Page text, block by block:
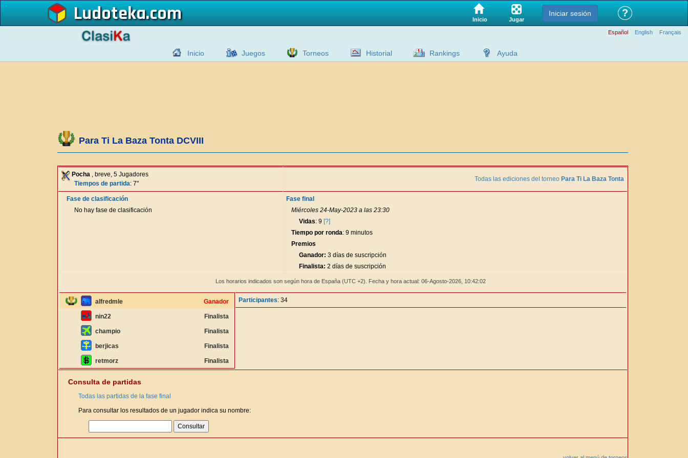
Ludoteka Inicio Jugar
Iniciar sesión ?
Español English Français
Inicio Juegos Torneos Historial Rankings Ayuda
Para Ti La Baza Tonta DCVIII
Pocha , breve, 5 Jugadores
Tiempos de partida: 7"
Todas las ediciones del torneo Para Ti La Baza Tonta
Fase de clasificación
No hay fase de clasificación
Fase final
Miércoles 24-May-2023 a las 23:30
Vidas: 9 [?]
Tiempo por ronda: 9 minutos
Premios
Ganador: 3 días de suscripción
Finalista: 2 días de suscripción
Los horarios indicados son según hora de España (UTC +2). Fecha y hora actual: 06-Agosto-2026, 10:42:02
alfredmle Ganador
nin22 Finalista
champio Finalista
berjicas Finalista
retmorz Finalista
Participantes: 34
Consulta de partidas
Todas las partidas de la fase final
Para consultar los resultados de un jugador indica su nombre: